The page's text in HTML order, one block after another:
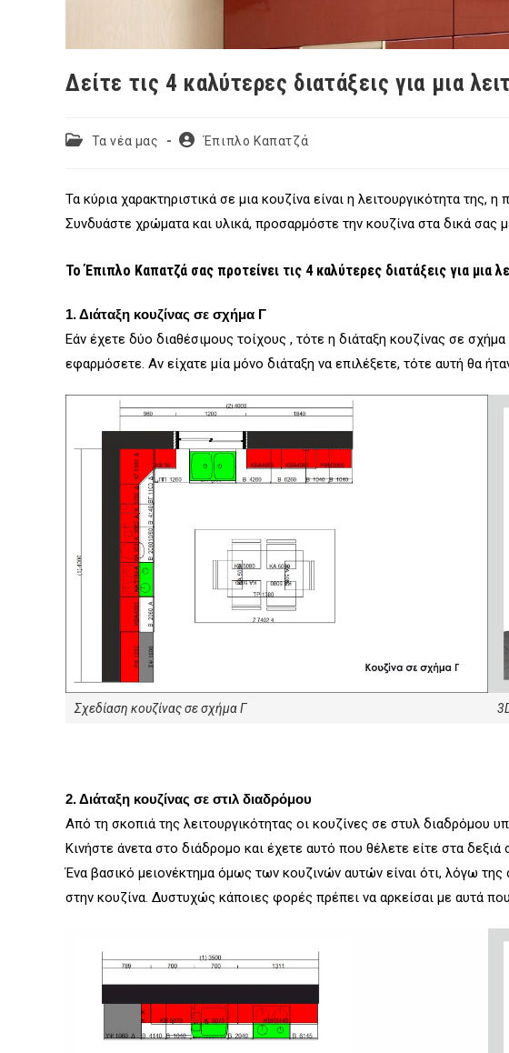
Δείτε τις 4 καλύτερες διατάξεις για μια
PostΤα νέα μας
PostΈπιπλο Καπατζά
Τα κύρια χαρακτηριστικά σε μια κουζίνα είναι η λειτουργικότητα της, η
Συνδυάστε χρώματα και υλικά, προσαρμόστε την κουζίνα στα δικά σας
Το Έπιπλο Καπατζά σας προτείνει τις 4 καλύτερες διατάξεις για μια
1. Διάταξη κουζίνας σε σχήμα Γ
Εάν έχετε δύο διαθέσιμους τοίχους , τότε η διάταξη κουζίνας σε
εφαρμόσετε. Αν είχατε μία μόνο διάταξη να επιλέξετε, τότε αυτή θα
Σχεδίαση κουζίνας σε σχήμα Γ
2. Διάταξη κουζίνας σε στιλ διαδρόμου
Από τη σκοπιά της λειτουργικότητας οι κουζίνες σε στυλ διαδρόμου
Κινήστε άνετα στο διάδρομο και έχετε αυτό που θέλετε είτε στα δεξιά
Ένα βασικό μειονέκτημα όμως των κουζινών αυτών είναι ότι, λόγω
στην κουζίνα. Δυστυχώς κάποιες φορές πρέπει να αρκείσαι με αυτά